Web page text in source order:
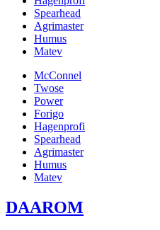
Spearhead
Agrimaster
Humus
Matev
McConnel
Twose
Power
Forigo
Hagenprofi
Spearhead
Agrimaster
Humus
Matev
DAAROM